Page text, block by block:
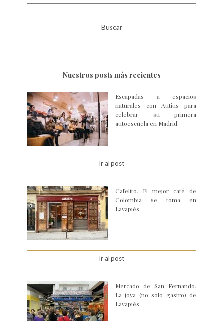
Nuestros posts más recientes
Escapadas a espacios
naturales con Autius para
celebrar su primera
autoescuela en Madrid.
Ir al post
Cafelito. El mejor café de
Colombia se toma en
Lavapiés.
Ir al post
Mercado de San Fernando.
La joya (no solo gastro) de
Lavapiés.